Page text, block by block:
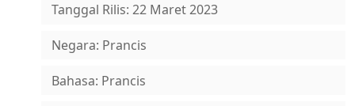
Tanggal Rilis: 22 Maret 2023
Negara: Prancis
Bahasa: Prancis